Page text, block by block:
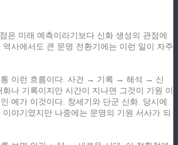
은 미래 예측이라기보다 신화 생성의 관점에
사에서도 큰 문명 전환기에는 이런 일이 자주
통 이런 흐름이다. 사건 → 기록 → 해석 → 신
나 기록이지만 시간이 지나면 그것이 기원 이
예가 이것이다. 창세기와 단군 신화. 당시에
야기였지만 나중에는 문명의 기원 서사가 되